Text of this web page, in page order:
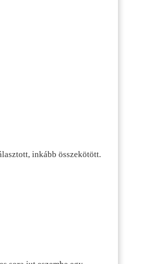
inkább összekötött.